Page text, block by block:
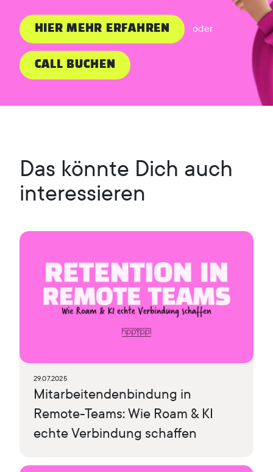
HIER MEHR ERFAHREN oder
CALL BUCHEN
Das könnte Dich auch
interessieren
29.07.2025
Mitarbeitendenbindung in
Remote-Teams: Wie Roam & KI
echte Verbindung schaffen